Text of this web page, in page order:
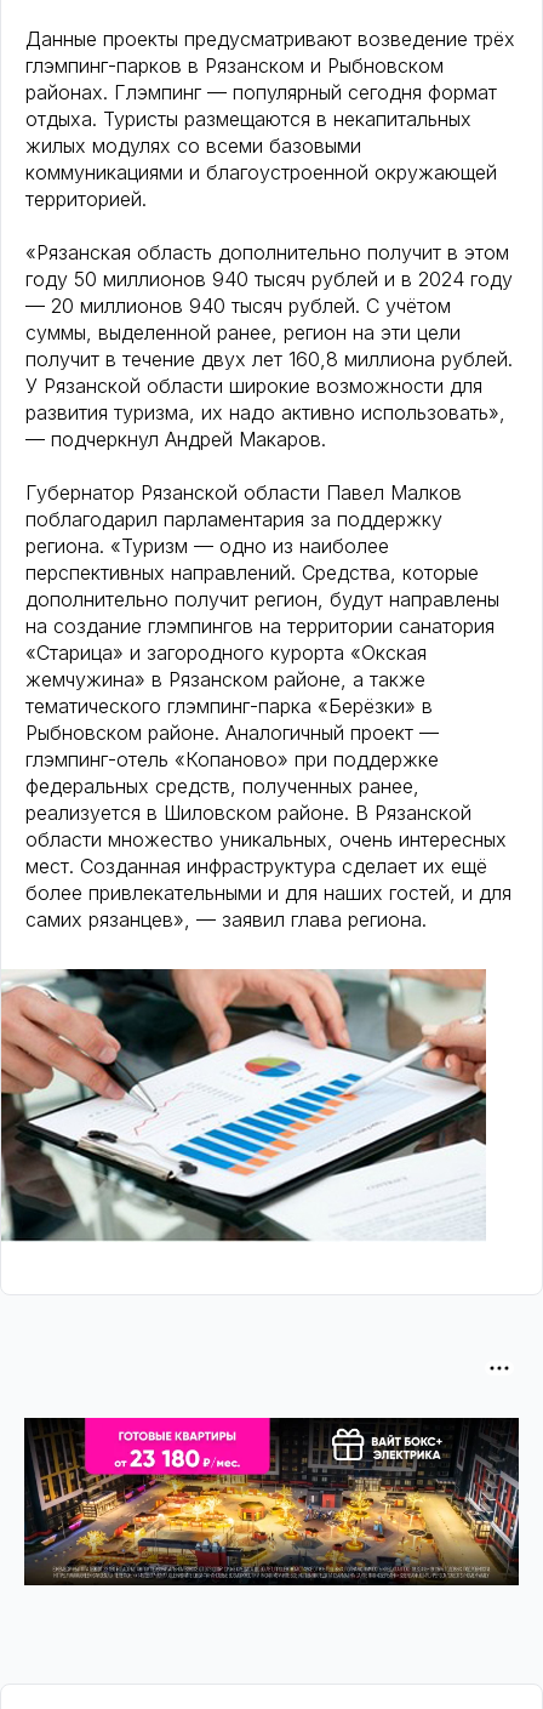
Данные проекты предусматривают возведение трёх
глэмпинг-парков в Рязанском и Рыбновском
районах. Глэмпинг — популярный сегодня формат
отдыха. Туристы размещаются в некапитальных
жилых модулях со всеми базовыми
коммуникациями и благоустроенной окружающей
территорией.
«Рязанская область дополнительно получит в этом
году 50 миллионов 940 тысяч рублей и в 2024 году
— 20 миллионов 940 тысяч рублей. С учётом
суммы, выделенной ранее, регион на эти цели
получит в течение двух лет 160,8 миллиона рублей.
У Рязанской области широкие возможности для
развития туризма, их надо активно использовать»,
— подчеркнул Андрей Макаров.
Губернатор Рязанской области Павел Малков
поблагодарил парламентария за поддержку
региона. «Туризм — одно из наиболее
перспективных направлений. Средства, которые
дополнительно получит регион, будут направлены
на создание глэмпингов на территории санатория
«Старица» и загородного курорта «Окская
жемчужина» в Рязанском районе, а также
тематического глэмпинг-парка «Берёзки» в
Рыбновском районе. Аналогичный проект —
глэмпинг-отель «Копаново» при поддержке
федеральных средств, полученных ранее,
реализуется в Шиловском районе. В Рязанской
области множество уникальных, очень интересных
мест. Созданная инфраструктура сделает их ещё
более привлекательными и для наших гостей, и для
самих рязанцев», — заявил глава региона.